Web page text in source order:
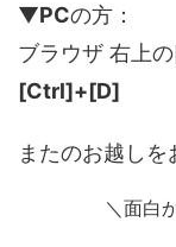
▼PCの方：
ブラウザ 右上の
[Ctrl]+[D]
またのお越しを
＼面白